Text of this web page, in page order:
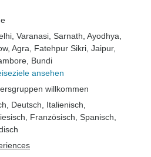
, Varanasi , Sarnath , Ayodhya
, Agra , Fatehpur Sikri , Jaipur,
, Bundi
ansehen
willkommen
Deutsch, Italienisch,
Französisch, Spanisch,